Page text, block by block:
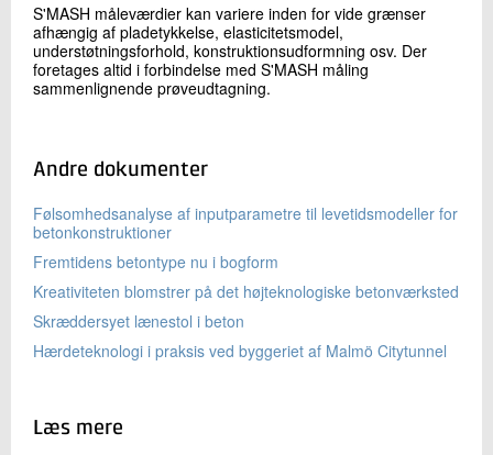
S'MASH måleværdier kan variere inden for vide grænser
afhængig af pladetykkelse, elasticitetsmodel,
understøtningsforhold, konstruktionsudformning osv. Der
foretages altid i forbindelse med S'MASH måling
sammenlignende prøveudtagning.
Andre dokumenter
Følsomhedsanalyse af inputparametre til levetidsmodeller for
betonkonstruktioner
Fremtidens betontype nu i bogform
Kreativiteten blomstrer på det højteknologiske betonværksted
Skræddersyet lænestol i beton
Hærdeteknologi i praksis ved byggeriet af Malmö Citytunnel
Læs mere